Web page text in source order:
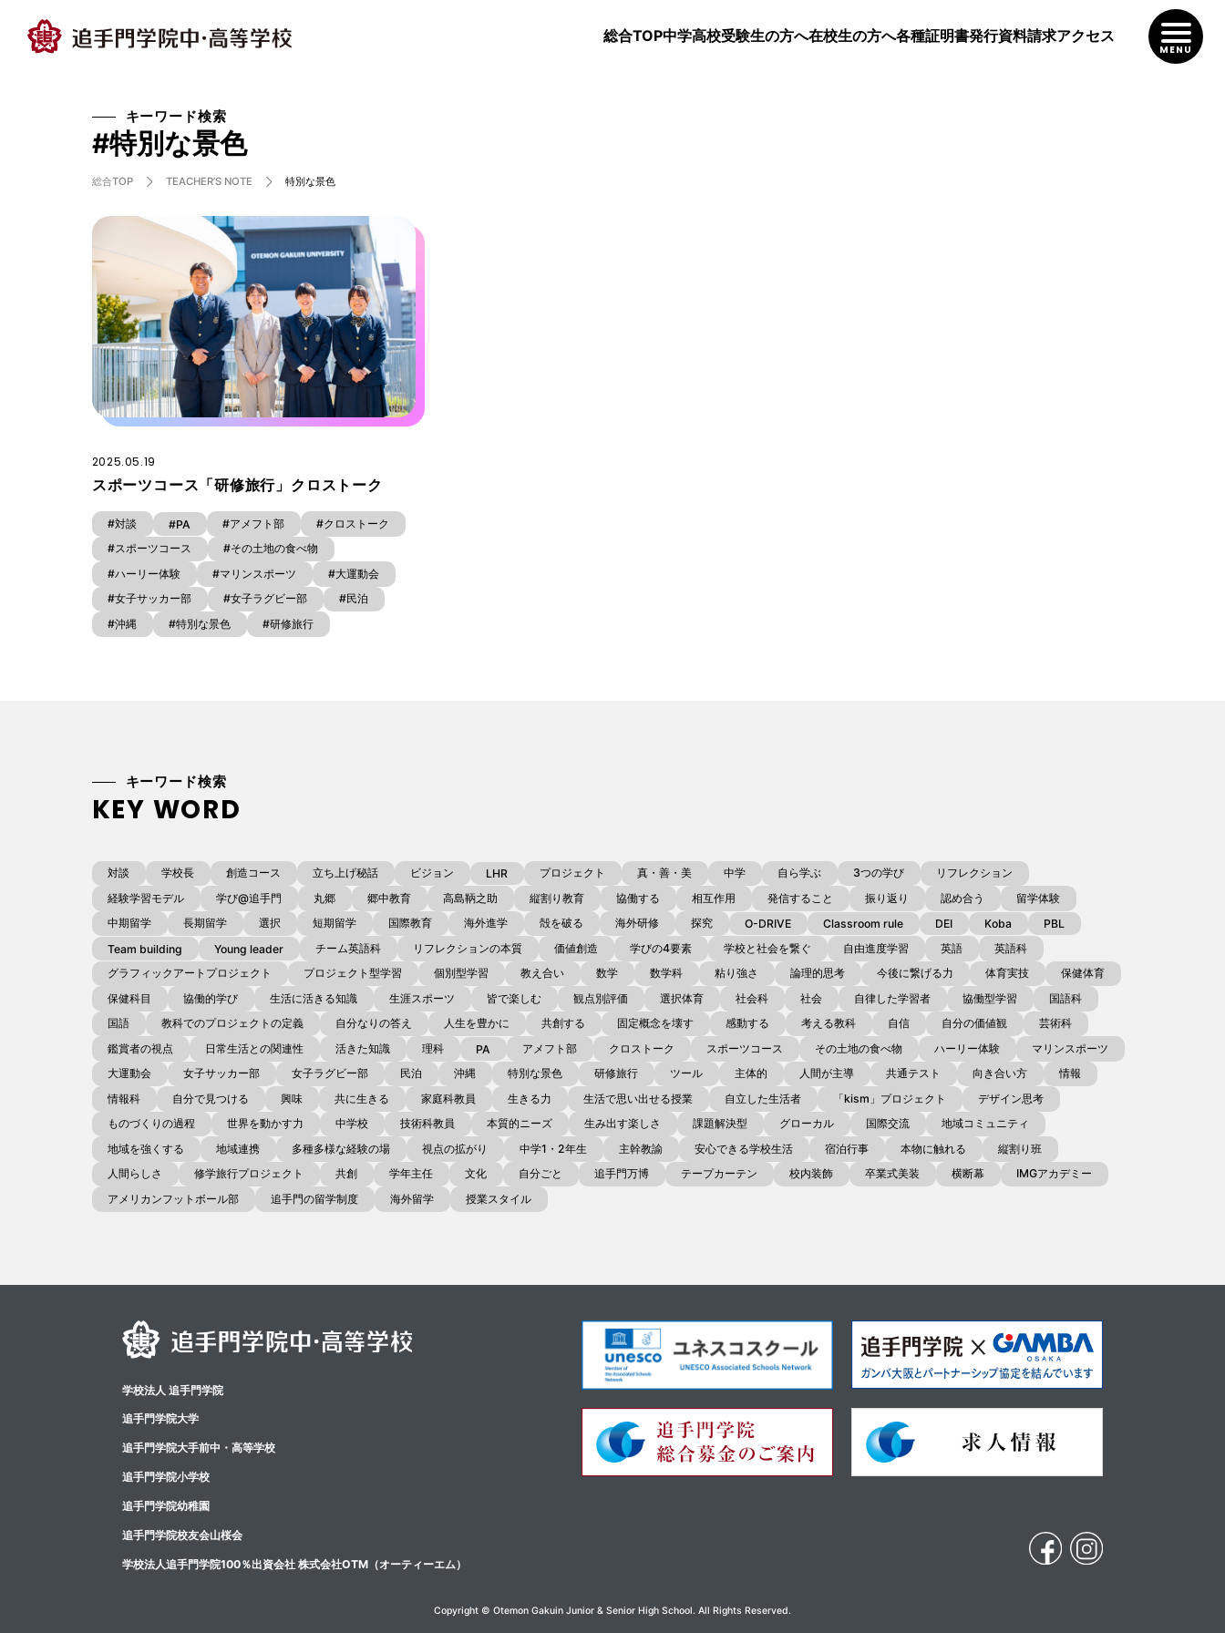
総合TOP中学高校受験生の方へ在校生の方へ各種証明書発行資料請求アクセス
MENU
キーワード検索
#特別な景色
総合TOP TEACHER’S NOTE 特別な景色
2025.05.19
スポーツコース「研修旅行」クロストーク
#対談 #PA #アメフト部
#クロストーク
#スポーツコース
#その土地の食べ物
#ハーリー体験
#マリンスポーツ
#大運動会
#女子サッカー部
#女子ラグビー部
#民泊
#沖縄
#特別な景色 #研修旅行
キーワード検索
KEY WORD
対談 学校長 創造コース 立ち上げ秘話 ビジョン LHR プロジェクト 真・善・美 中学 自ら学ぶ 3つの学び
リフレクション
経験学習モデル
学び@追手門 丸郷 郷中教育 高島鞆之助 縦割り教育 協働する 相互作用 発信すること 振り返り 認め合う
留学体験
中期留学
長期留学 選択 短期留学 国際教育 海外進学 殻を破る 海外研修 探究 O-DRIVE Classroom rule DEI Koba
PBL
Team building
Young leader チーム英語科 リフレクションの本質 価値創造 学びの4要素 学校と社会を繋ぐ 自由進度学習 英語
英語科
グラフィックアートプロジェクト
プロジェクト型学習 個別型学習 教え合い 数学 数学科 粘り強さ 論理的思考 今後に繋げる力 体育実技
保健体育
保健科目
協働的学び 生活に活きる知識 生涯スポーツ 皆で楽しむ 観点別評価 選択体育 社会科 社会 自律した学習者 協働型学習
国語科
国語
教科でのプロジェクトの定義 自分なりの答え 人生を豊かに 共創する 固定概念を壊す 感動する 考える教科 自信 自分の価値観
芸術科
鑑賞者の視点
日常生活との関連性 活きた知識 理科 PA アメフト部 クロストーク スポーツコース その土地の食べ物 ハーリー体験
マリンスポーツ
大運動会
女子サッカー部 女子ラグビー部 民泊 沖縄 特別な景色 研修旅行 ツール 主体的 人間が主導 共通テスト 向き合い方
情報
情報科
自分で見つける 興味 共に生きる 家庭科教員 生きる力 生活で思い出せる授業 自立した生活者 「kism」プロジェクト
デザイン思考
ものづくりの過程
世界を動かす力 中学校 技術科教員 本質的ニーズ 生み出す楽しさ 課題解決型 グローカル 国際交流
地域コミュニティ
地域を強くする
地域連携 多種多様な経験の場 視点の拡がり 中学1・2年生 主幹教諭 安心できる学校生活 宿泊行事 本物に触れる
縦割り班
人間らしさ
修学旅行プロジェクト 共創 学年主任 文化 自分ごと 追手門万博 テープカーテン 校内装飾 卒業式美装 横断幕
IMGアカデミー
アメリカンフットボール部
追手門の留学制度 海外留学 授業スタイル
学校法人 追手門学院
追手門学院大学
追⼿⾨学院⼤⼿前中・⾼等学校
追手門学院小学校
追手門学院幼稚園
追手門学院校友会山桜会
学校法人追手門学院100％出資会社 株式会社OTM（オーティーエム）
Copyright © Otemon Gakuin Junior & Senior High School. All Rights Reserved.